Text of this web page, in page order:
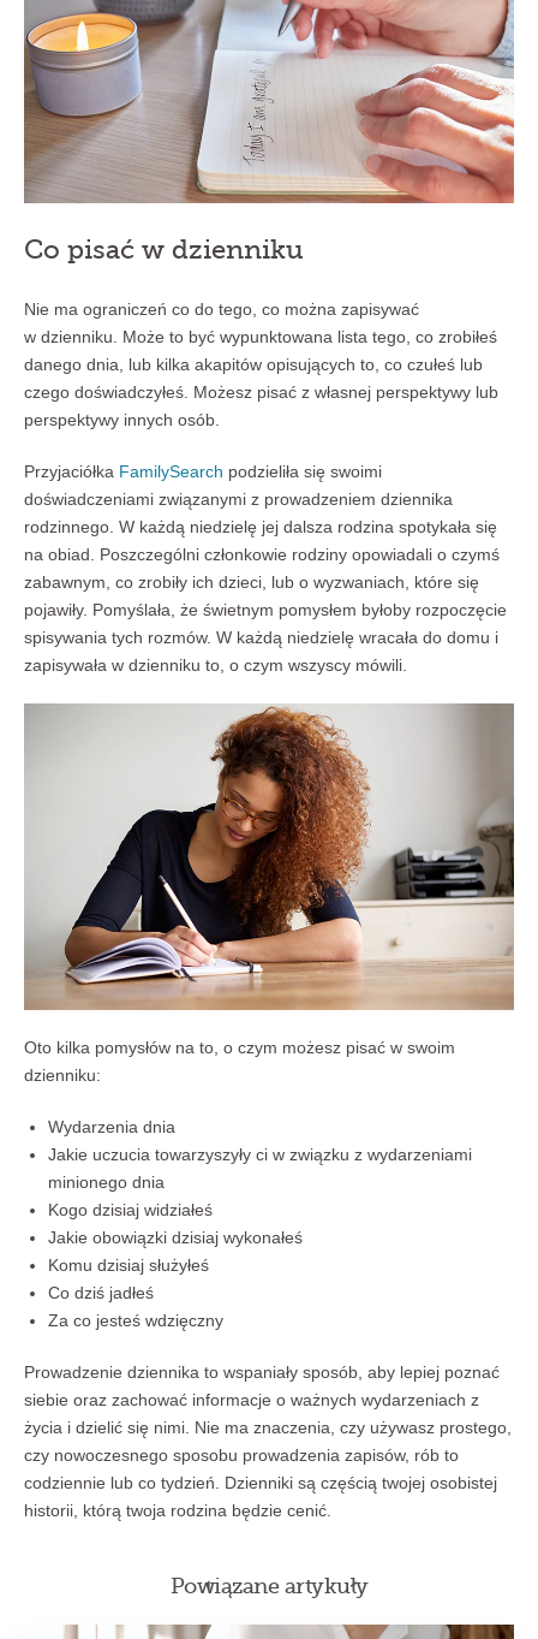
Co pisać w dzienniku
Nie ma ograniczeń co do tego, co można zapisywać
w dzienniku. Może to być wypunktowana lista tego, co zrobiłeś
danego dnia, lub kilka akapitów opisujących to, co czułeś lub
czego doświadczyłeś. Możesz pisać z własnej perspektywy lub
perspektywy innych osób.
Przyjaciółka FamilySearch podzieliła się swoimi
doświadczeniami związanymi z prowadzeniem dziennika
rodzinnego. W każdą niedzielę jej dalsza rodzina spotykała się
na obiad. Poszczególni członkowie rodziny opowiadali o czymś
zabawnym, co zrobiły ich dzieci, lub o wyzwaniach, które się
pojawiły. Pomyślała, że świetnym pomysłem byłoby rozpoczęcie
spisywania tych rozmów. W każdą niedzielę wracała do domu i
zapisywała w dzienniku to, o czym wszyscy mówili.
Oto kilka pomysłów na to, o czym możesz pisać w swoim
dzienniku:
Wydarzenia dnia
Jakie uczucia towarzyszyły ci w związku z wydarzeniami
minionego dnia
Kogo dzisiaj widziałeś
Jakie obowiązki dzisiaj wykonałeś
Komu dzisiaj służyłeś
Co dziś jadłeś
Za co jesteś wdzięczny
Prowadzenie dziennika to wspaniały sposób, aby lepiej poznać
siebie oraz zachować informacje o ważnych wydarzeniach z
życia i dzielić się nimi. Nie ma znaczenia, czy używasz prostego,
czy nowoczesnego sposobu prowadzenia zapisów, rób to
codziennie lub co tydzień. Dzienniki są częścią twojej osobistej
historii, którą twoja rodzina będzie cenić.
Powiązane artykuły